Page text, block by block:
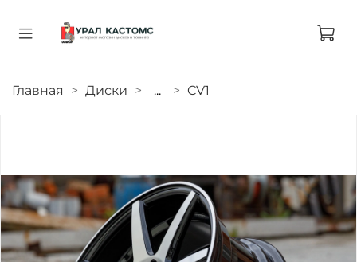
Главная Диски ... CV1